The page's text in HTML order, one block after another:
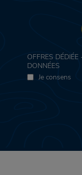
OFFRES
DONNÉES
Je consens